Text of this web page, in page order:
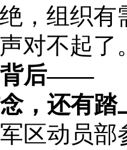
，组织
对不起了
后——
，还有踏
区动员部